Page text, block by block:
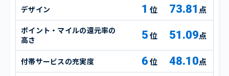
デザイン 1 73.81 点
ポイント・マイルの還元率の
高さ
5 51.09点
付帯サービスの充実度 6 48.10点